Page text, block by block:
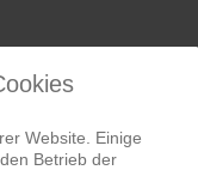
Website. Einige
Betrieb der